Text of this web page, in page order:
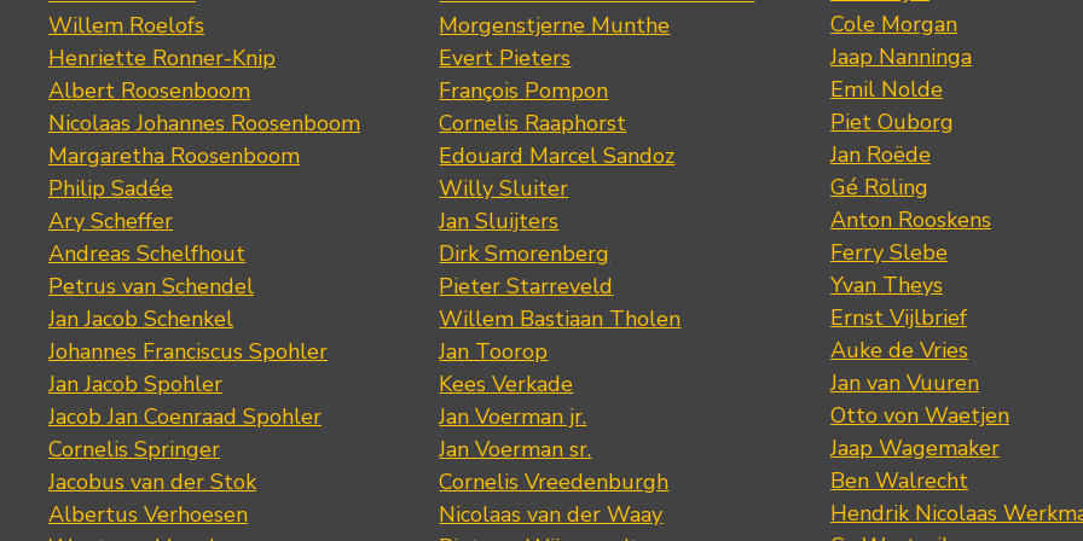
Willem Roelofs
Henriette Ronner-Knip
Albert Roosenboom
Nicolaas Johannes Roosenboom
Margaretha Roosenboom
Philip Sadée
Ary Scheffer
Andreas Schelfhout
Petrus van Schendel
Jan Jacob Schenkel
Johannes Franciscus Spohler
Jan Jacob Spohler
Jacob Jan Coenraad Spohler
Cornelis Springer
Jacobus van der Stok
Albertus Verhoesen
Morgenstjerne Munthe
Evert Pieters
François Pompon
Cornelis Raaphorst
Edouard Marcel Sandoz
Willy Sluiter
Jan Sluijters
Dirk Smorenberg
Pieter Starreveld
Willem Bastiaan Tholen
Jan Toorop
Kees Verkade
Jan Voerman jr.
Jan Voerman sr.
Cornelis Vreedenburgh
Nicolaas van der Waay
Cole Morgan
Jaap Nanninga
Emil Nolde
Piet Ouborg
Jan Roëde
Gé Röling
Anton Rooskens
Ferry Slebe
Yvan Theys
Ernst Vijlbrief
Auke de Vries
Jan van Vuuren
Otto von Waetjen
Jaap Wagemaker
Ben Walrecht
Hendrik Nicolaas